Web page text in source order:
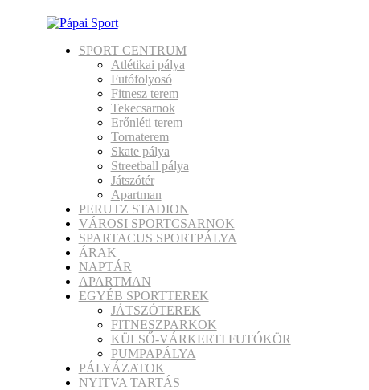
SPORT CENTRUM
Atlétikai pálya
Futófolyosó
Fitnesz terem
Tekecsarnok
Erőnléti terem
Tornaterem
Skate pálya
Streetball pálya
Játszótér
Apartman
PERUTZ STADION
VÁROSI SPORTCSARNOK
SPARTACUS SPORTPÁLYA
ÁRAK
NAPTÁR
APARTMAN
EGYÉB SPORTTEREK
JÁTSZÓTEREK
FITNESZPARKOK
KÜLSŐ-VÁRKERTI FUTÓKÖR
PUMPAPÁLYA
PÁLYÁZATOK
NYITVA TARTÁS